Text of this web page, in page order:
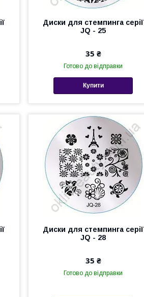
Диски для стемпинга серії
JQ - 25
35 ₴
Готово до відправки
Купити
Диски для стемпинга серії
JQ - 28
35 ₴
Готово до відправки